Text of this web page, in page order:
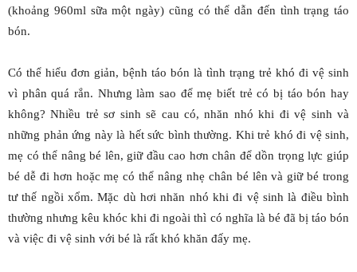
(khoảng 960ml sữa một ngày) cũng có thể dẫn đến tình trạng táo
bón.
Có thể hiểu đơn giản, bệnh táo bón là tình trạng trẻ khó đi vệ sinh
vì phân quá rắn. Nhưng làm sao để mẹ biết trẻ có bị táo bón hay
không? Nhiều trẻ sơ sinh sẽ cau có, nhăn nhó khi đi vệ sinh và
những phản ứng này là hết sức bình thường. Khi trẻ khó đi vệ sinh,
mẹ có thể nâng bé lên, giữ đầu cao hơn chân để dồn trọng lực giúp
bé dễ đi hơn hoặc mẹ có thể nâng nhẹ chân bé lên và giữ bé trong
tư thế ngồi xổm. Mặc dù hơi nhăn nhó khi đi vệ sinh là điều bình
thường nhưng kêu khóc khi đi ngoài thì có nghĩa là bé đã bị táo bón
và việc đi vệ sinh với bé là rất khó khăn đấy mẹ.